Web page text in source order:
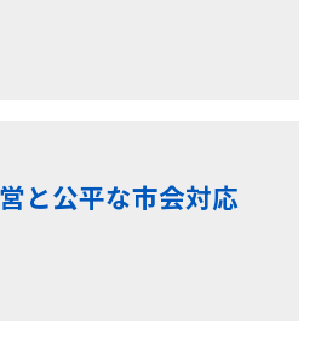
と公平な市会対応